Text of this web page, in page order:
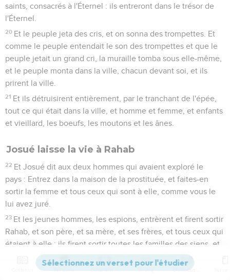
saints, consacrés à l'Éternel : ils entreront dans le trésor de
l'Éternel.
20 Et le peuple jeta des cris, et on sonna des trompettes. Et
comme le peuple entendait le son des trompettes et que le
peuple jetait un grand cri, la muraille tomba sous elle-même,
et le peuple monta dans la ville, chacun devant soi, et ils
prirent la ville.
21 Et ils détruisirent entièrement, par le tranchant de l'épée,
tout ce qui était dans la ville, et homme et femme, et enfants
et vieillard, les boeufs, les moutons et les ânes.
Josué laisse la vie à Rahab
22 Et Josué dit aux deux hommes qui avaient exploré le
pays : Entrez dans la maison de la prostituée, et faites-en
sortir la femme et tous ceux qui sont à elle, comme vous le
lui avez juré.
23 Et les jeunes hommes, les espions, entrèrent et firent sortir
Rahab, et son père, et sa mère, et ses frères, et tous ceux qui
étaient à elle ; ils firent sortir toutes les familles des siens, et
ils les laissèrent en dehors du camp d'Israël.
Et ils brûlèrent par le feu la ville et tout ce qui y était ;
Versions Commentaires Strong